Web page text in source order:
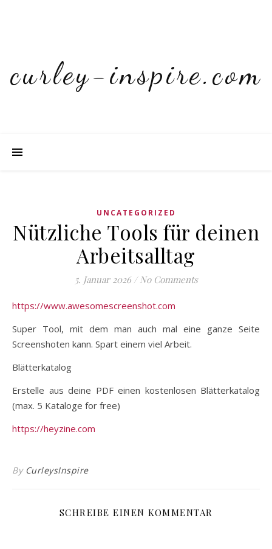
curley-inspire.com
UNCATEGORIZED
Nützliche Tools für deinen
Arbeitsalltag
5. Januar 2026 / No Comments
https://www.awesomescreenshot.com
Super Tool, mit dem man auch mal eine ganze Seite
Screenshoten kann. Spart einem viel Arbeit.
Blätterkatalog
Erstelle aus deine PDF einen kostenlosen Blätterkatalog
(max. 5 Kataloge for free)
https://heyzine.com
By CurleysInspire
SCHREIBE EINEN KOMMENTAR